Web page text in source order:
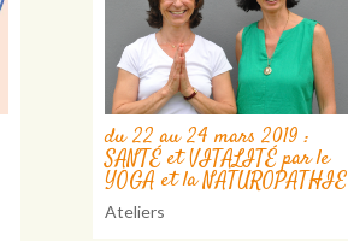
du 22 au 24 mars 2019 :
SANTÉ et VITALITÉ par le
YOGA et la NATUROPATHIE
Ateliers